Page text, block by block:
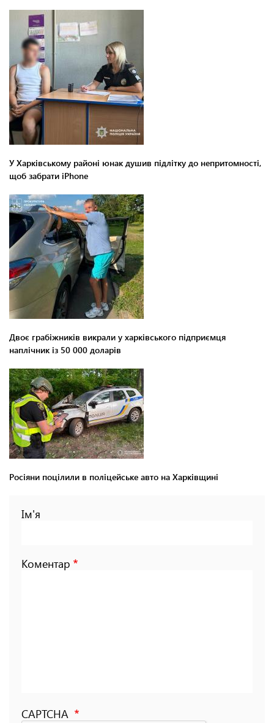
У Харківському районі юнак душив підлітку до непритомності,
щоб забрати iPhone
Двоє грабіжників викрали у харківського підприємця
наплічник із 50 000 доларів
Росіяни поцілили в поліцейське авто на Харківщині
Ім'я
Коментар
CAPTCHA